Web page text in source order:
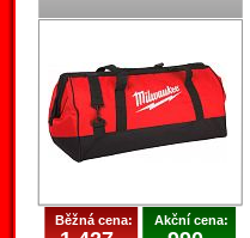
Běžná cena: Akční cena: